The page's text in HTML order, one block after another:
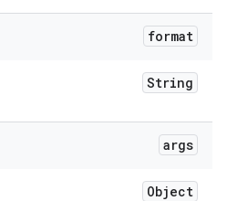
format
String
args
Object